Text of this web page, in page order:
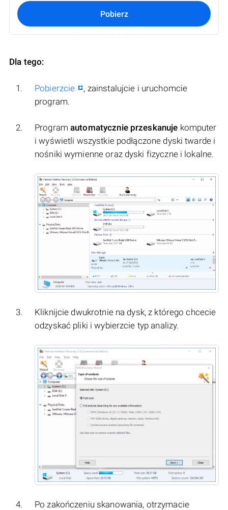
Pobierz
Dla tego:
Pobierzcie
, zainstalujcie i uruchomcie
program.
Programautomatycznie przeskanuje komputer
i wyświetli wszystkie podłączone dyski twarde i
nośniki wymienne oraz dyski fizyczne i lokalne.
Kliknijcie dwukrotnie na dysk, z którego chcecie
odzyskać pliki i wybierzcie typ analizy.
Po zakończeniu skanowania, otrzymacie